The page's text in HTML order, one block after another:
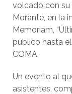
volcado con su
Morante, en la
Memoriam,
público hasta
COMA.
Un evento al
asistentes,